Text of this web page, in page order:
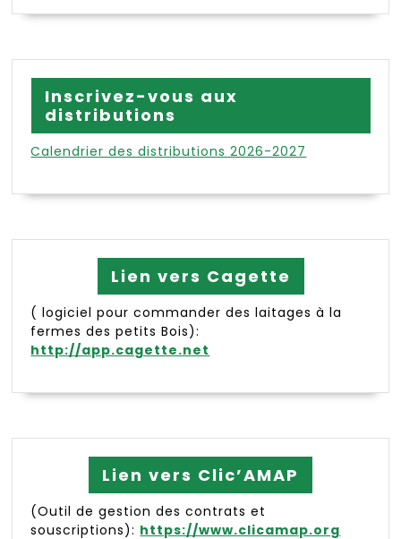
Inscrivez-vous aux
distributions
Calendrier des distributions 2026-2027
Lien vers Cagette
( logiciel pour commander des laitages à la
fermes des petits Bois):
http://app.cagette.net
Lien vers Clic’AMAP
(Outil de gestion des contrats et
souscriptions): https://www.clicamap.org